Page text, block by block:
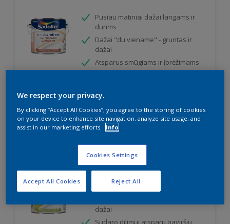
Pusiau matiniai dažai langams ir
durims
Dažai "du viename" - gruntas ir
dažai
Atsparus smūgiams ir įbrėžimams
Simply Refresh Floors & Stairs
laiptams
dažai
Sudaro dilimui atsparų paviršių
We respect your privacy.
By clicking “Accept All Cookies”, you agree to the storing of cookies
on your device to enhance site navigation, analyze site usage, and
assist in our marketing efforts.
Info
Cookies Settings
Reject All
Accept All Cookies